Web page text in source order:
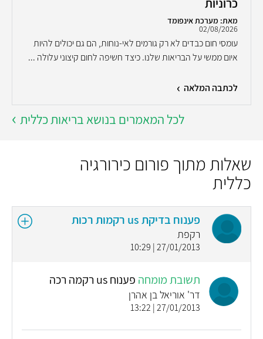
כרוניות
מאת: מערכת אינפומד
02/08/2026
עומסי חום כבדים לא רק גורמים לאי-נוחות, הם גם יכולים להיות
איום ממשי על הבריאות שלנו. כיצד חשיפה לחום קיצוני עלולה ...
לכתבה המלאה
לכל המאמרים בנושא בריאות כללית
שאלות מתוך פורום כירורגיה
כללית
פענוח בדיקת us רקמות רכות
רקפת
27/01/2013 | 10:29
תשובת מומחה פענוח us רקמה רכה
דר' אוריאל בן אהרן
27/01/2013 | 13:22